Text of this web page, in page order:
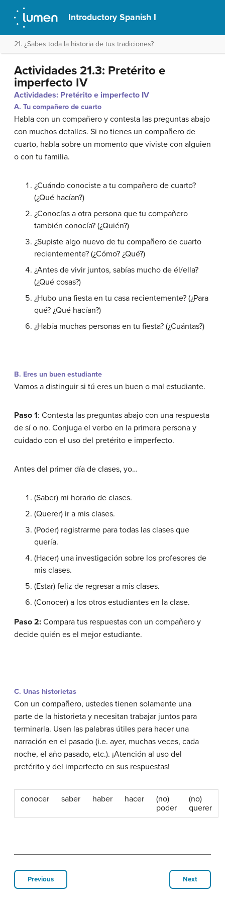
Introductory Spanish I
21. ¿Sabes toda la historia de tus tradiciones?
Actividades 21.3: Pretérito e
imperfecto IV
Actividades: Pretérito e imperfecto IV
A. Tu compañero de cuarto
Habla con un compañero y contesta las preguntas abajo
con muchos detalles. Si no tienes un compañero de
cuarto, habla sobre un momento que viviste con alguien
o con tu familia.
¿Cuándo conociste a tu compañero de cuarto?
(¿Qué hacían?)
¿Conocías a otra persona que tu compañero
también conocía? (¿Quién?)
¿Supiste algo nuevo de tu compañero de cuarto
recientemente? (¿Cómo? ¿Qué?)
¿Antes de vivir juntos, sabías mucho de él/ella?
(¿Qué cosas?)
¿Hubo una fiesta en tu casa recientemente? (¿Para
qué? ¿Qué hacían?)
¿Había muchas personas en tu fiesta? (¿Cuántas?)
B. Eres un buen estudiante
Vamos a distinguir si tú eres un buen o mal estudiante.
Paso 1: Contesta las preguntas abajo con una respuesta
de sí o no. Conjuga el verbo en la primera persona y
cuidado con el uso del pretérito e imperfecto.
Antes del primer día de clases, yo…
(Saber) mi horario de clases.
(Querer) ir a mis clases.
(Poder) registrarme para todas las clases que
quería.
(Hacer) una investigación sobre los profesores de
mis clases.
(Estar) feliz de regresar a mis clases.
(Conocer) a los otros estudiantes en la clase.
Paso 2: Compara tus respuestas con un compañero y
decide quién es el mejor estudiante.
C. Unas historietas
Con un compañero, ustedes tienen solamente una
parte de la historieta y necesitan trabajar juntos para
terminarla. Usen las palabras útiles para hacer una
narración en el pasado (i.e. ayer, muchas veces, cada
noche, el año pasado, etc.). ¡Atención al uso del
pretérito y del imperfecto en sus respuestas!
conocer saber haber hacer
(no)
poder
(no)
querer
Previous Next